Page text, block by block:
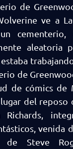
de
ve a
cementerio,
aleatoria
de
de cómics de
del reposo
Richards,
venida
de Steve